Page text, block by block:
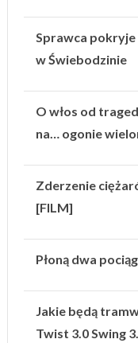
Sprawca
w Świebodzinie
O włos od
na… ogonie
Zderzenie
[FILM]
Płoną dwa
Jakie będą
Twist 3.0 Swing